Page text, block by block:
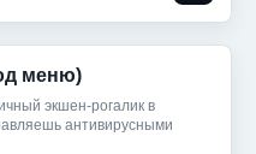
меню)
экшен-рогалик в
антивирусными